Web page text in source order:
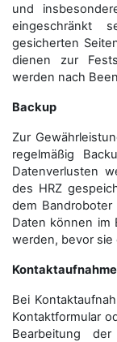
und
eingeschränkt
gesicherten
dienen zur
werden nach
Backup
Zur
regelmäßig
Datenverlusten
des HRZ
dem
Daten können im
werden, bevor sie
Kontaktaufnahme
Bei
Kontaktformular
Bearbeitung